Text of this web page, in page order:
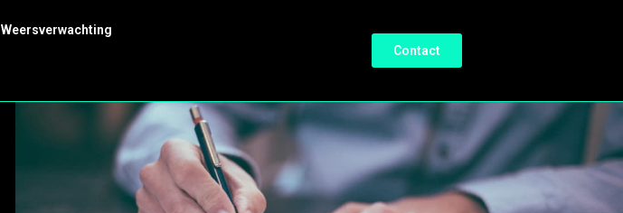
Weersverwachting
Contact